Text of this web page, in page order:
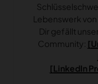
Lebenswerk von
Dir gefällt
Community:
[LinkedIn